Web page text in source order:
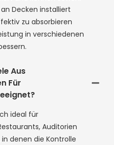
Decken installiert
zu absorbieren
in verschiedenen
Aus
Für
ideal für
Auditorien
denen die Kontrolle